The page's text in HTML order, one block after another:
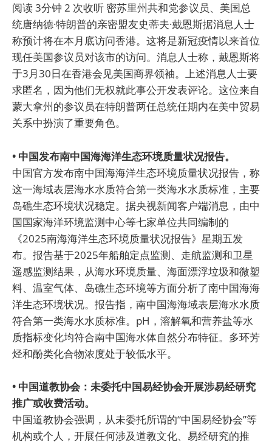
阅读 3分钟 2 次收听 密苏里州共和党参议员、美国总
统唐纳德·特朗普的亲密盟友史蒂夫·戴恩斯据消息人士
称预计将在本月底访问香港。这将是新冠疫情以来首位
现任美国参议员对该市的访问。消息人士称，戴恩斯将
于3月30日在香港会见美国商界领袖。上述消息人士要
求匿名，因为他们无权就此事公开发表评论。这位来自
蒙大拿州的参议员在特朗普两任总统任期内在美中贸易
关系中扮演了重要角色。
• 中国发布南中国海海洋生态环境质量状况报告。
中国官方发布南中国海海洋生态环境质量状况报告，称
这一海域表层海水水质符合第一类海水水质标准，主要
岛礁生态环境状况稳定。据央视新闻客户端消息，由中
国国家海洋环境监测中心等七家单位共同编制的
《2025南海海洋生态环境质量状况报告》星期五发
布。报告基于2025年船舶定点监测、走航监测和卫星
遥感监测结果，从海水环境质量、海面漂浮垃圾和微塑
料、温室气体、岛礁生态环境等方面分析了南中国海海
洋生态环境状况。报告指，南中国海海域表层海水水质
符合第一类海水水质标准。pH，溶解氧和营养盐等水
质指标变化均符合南中国海水体自然分布特征。多环芳
烃和酚类化合物浓度处于较低水平。
• 中国道教协会：未委托中国易经协会开展涉易经研究
推广或收费活动。
中国道教协会强调，从未委托所谓的“中国易经协会”等
机构或个人，开展任何涉及道教文化、易经研究的推